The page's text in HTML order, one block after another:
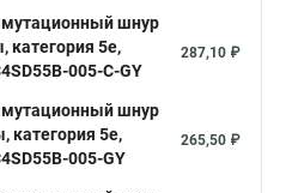
шнур
категория 5е,
005-C-GY
287,10 ₽
шнур
категория 5е,
005-GY
265,50 ₽